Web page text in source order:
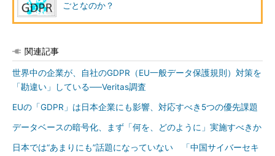
施行されるまでは、どれほど厳密に規制が運用されるのか、不
裁の例を示すのではないかとの観測もあり、のんびり構えている
ごとなのか？
関連記事
世界中の企業が、自社のGDPR（EU一般データ保護規則）対策を
「勘違い」している──Veritas調査
EUの「GDPR」は日本企業にも影響、対応すべき5つの優先課題
データベースの暗号化、まず「何を、どのように」実施すべきか
日本では“あまりにも”話題になっていない 「中国サイバーセキ